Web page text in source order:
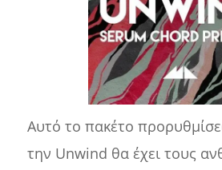
Αυτό το πακέτο
την Unwind θα έχει τους